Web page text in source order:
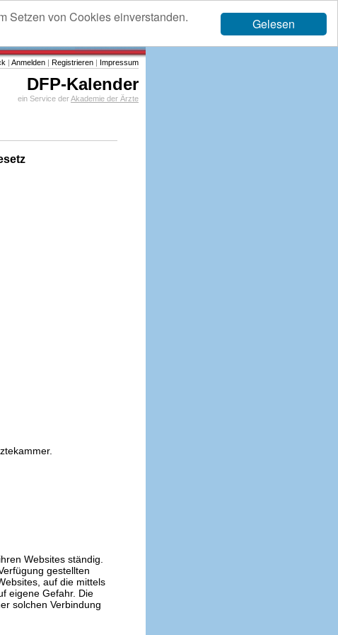
Gelesen
Setzen von Cookies einverstanden.
| Anmelden | Registrieren | Impressum
DFP-Kalender
ein Service derAkademie der Ärzte
Websites ständig.
gestellten
auf die mittels
eigene Gefahr. Die
solchen Verbindung